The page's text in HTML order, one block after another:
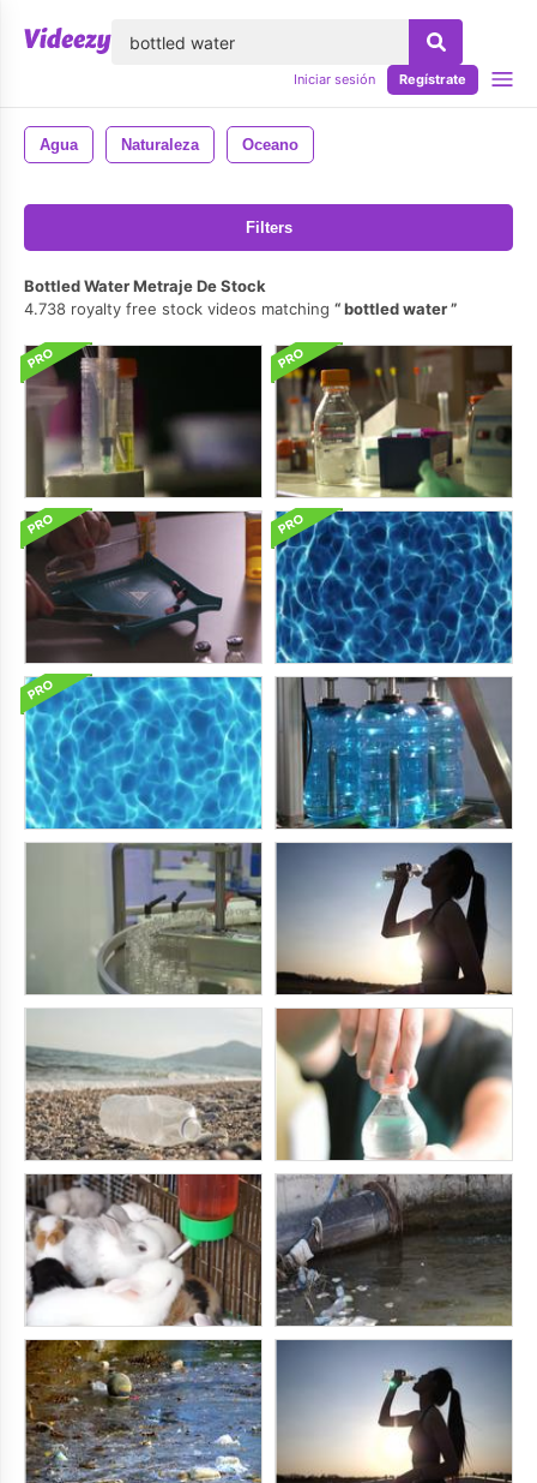
Iniciar sesión Regístrate
Agua Naturaleza Oceano
Filters
Bottled Water Metraje De Stock
4.738 royalty free stock videos matching
bottled water